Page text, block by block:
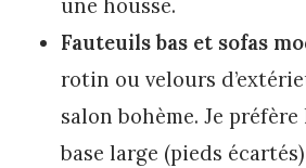
Fauteuils bas et sofas
rotin ou velours
salon bohème. Je préfère
base large (pieds